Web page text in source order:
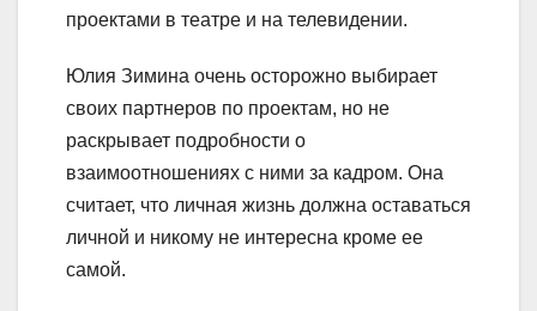
проектами в театре и на телевидении.
Юлия Зимина очень осторожно выбирает
своих партнеров по проектам, но не
раскрывает подробности о
взаимоотношениях с ними за кадром. Она
считает, что личная жизнь должна оставаться
личной и никому не интересна кроме ее
самой.